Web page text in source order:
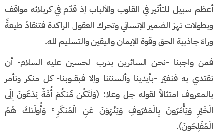
أعظم سبيل للتأثير في القلوب والألباب إذ قدّم في كربلائه مواقف
وبطولات تهز الضمير الإنساني وتحرك العقول الراكدة فتنقادُ طيعةً
وراءَ جاذبية الحق وقوة الإيمان واليقين والتسليم لله.
فمن واجبنا -نحن السائرين بدرب الحسين عليه السلام- أن
نقتدي به فنغيّر -بأيدينا وألسنتنا وإلا فبقلوبنا- كل منكر ونأمر
بالمعروف امتثالاً لقوله جل وعلا: (وَلْتَكُن مِّنكُمْ أُمَّةٌ يَدْعُونَ إِلَى
الْخَيْرِ وَيَأْمُرُونَ بِالْمَعْرُوفِ وَيَنْهَوْنَ عَنِ الْمُنكَرِ ۚ وَأُولَئكَ هُمُ
الْمُفْلِحُونَ).